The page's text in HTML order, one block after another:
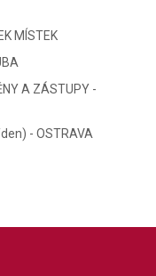
MÍSTEK
A ZÁSTUPY -
- OSTRAVA